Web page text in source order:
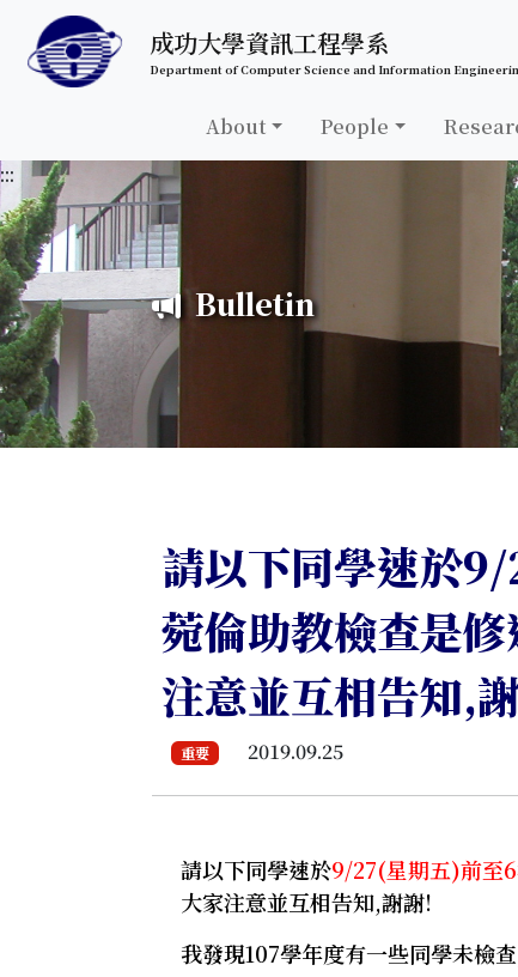
跳至中央內容區塊
成功大學資訊工程學系
Department of Computer Science and Information
About People
:::
Bulletin
請以下同學速於
菀倫助教檢查是
注意並互相告知,
重要 2019.09.25
請以下同學速於9/27(星期五)前至
大家注意並互相告知,謝謝!
我發現107學年度有一些同學未檢